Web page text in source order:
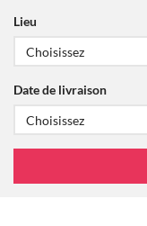
Lieu
Date de livraison